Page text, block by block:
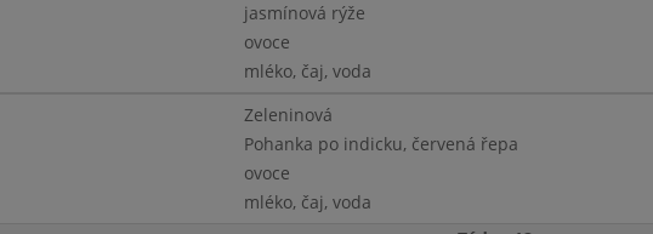
jasmínová rýže
ovoce
mléko, čaj, voda
Zeleninová
Pohanka po indicku, červená řepa
ovoce
mléko, čaj, voda